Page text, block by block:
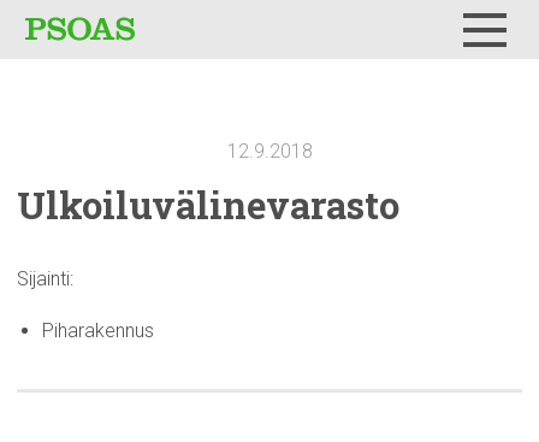
12.9.2018
Ulkoiluvälinevarasto
Sijainti:
Piharakennus